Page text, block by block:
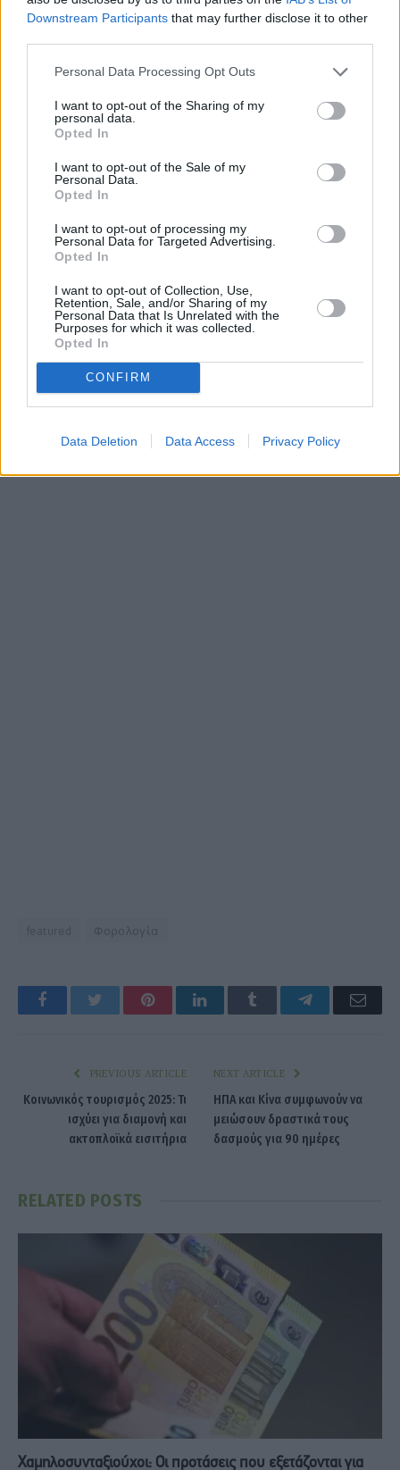
Downstream Participants that may further disclose it to other
Personal Data Processing Opt Outs
I want to opt-out of the Sharing of my
personal data.
Opted In
I want to opt-out of the Sale of my
Personal Data.
Opted In
I want to opt-out of processing my
Personal Data for Targeted Advertising.
Opted In
I want to opt-out of Collection, Use,
Retention, Sale, and/or Sharing of my
Personal Data that Is Unrelated with the
Purposes for which it was collected.
Opted In
CONFIRM
Data Deletion Data Access Privacy Policy
Φορολογία
Facebook Twitter PinterestLinkedIn Tumblr Telegram
PREVIOUS ARTICLE
Κοινωνικός τουρισμός 2025: Τι
ισχύει για διαμονή και
ακτοπλοϊκά εισιτήρια
NEXT ARTICLE
ΗΠΑ και Κίνα συμφωνούν να
μειώσουν δραστικά τους
δασμούς για 90 ημέρες
RELATED POSTS
Χαμηλοσυνταξιούχοι: Οι προτάσεις που εξετάζονται για